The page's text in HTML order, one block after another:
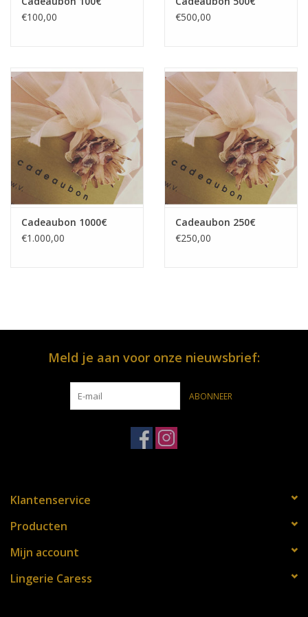
€100,00
€500,00
Cadeaubon 1000€
€1.000,00
Cadeaubon 250€
€250,00
Meld je aan voor onze nieuwsbrief:
ABONNEER
Klantenservice
Producten
Mijn account
Lingerie Caress